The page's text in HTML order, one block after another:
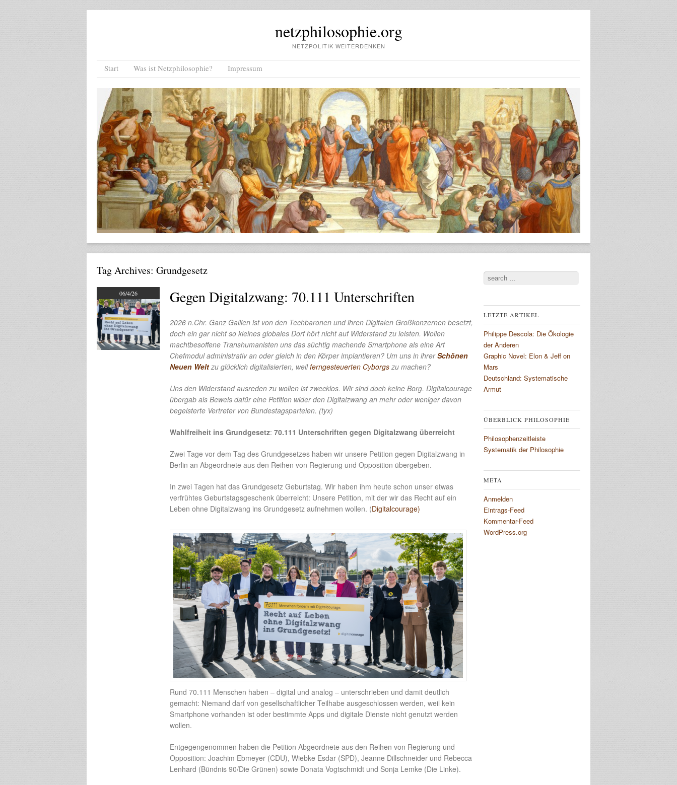
netzphilosophie.org
NETZPOLITIK WEITERDENKEN
Menu
Skip to content
Start Was ist Netzphilosophie? Impressum
Tag Archives: Grundgesetz
06/4/26 Gegen Digitalzwang: 70.111 Unterschriften
2026 n.Chr. Ganz Gallien ist von den Techbaronen und ihren Digitalen Großkonzernen besetzt,
doch ein gar nicht so kleines globales Dorf hört nicht auf Widerstand zu leisten. Wollen
machtbesoffene Transhumanisten uns das süchtig machende Smartphone als eine Art
Chefmodul administrativ an oder gleich in den Körper implantieren? Um uns in ihrerSchönen
Neuen Welt zu glücklich digitalisierten, weilferngesteuerten Cyborgs zu machen?
Uns den Widerstand ausreden zu wollen ist zwecklos. Wir sind doch keine Borg. Digitalcourage
übergab als Beweis dafür eine Petition wider den Digitalzwang an mehr oder weniger davon
begeisterte Vertreter von Bundestagsparteien. (tyx)
Wahlfreiheit ins Grundgesetz: 70.111 Unterschriften gegen Digitalzwang überreicht
Zwei Tage vor dem Tag des Grundgesetzes haben wir unsere Petition gegen Digitalzwang in
Berlin an Abgeordnete aus den Reihen von Regierung und Opposition übergeben.
In zwei Tagen hat das Grundgesetz Geburtstag. Wir haben ihm heute schon unser etwas
verfrühtes Geburtstagsgeschenk überreicht: Unsere Petition, mit der wir das Recht auf ein
Leben ohne Digitalzwang ins Grundgesetz aufnehmen wollen. (Digitalcourage)
Rund 70.111 Menschen haben – digital und analog – unterschrieben und damit deutlich
gemacht: Niemand darf von gesellschaftlicher Teilhabe ausgeschlossen werden, weil kein
Smartphone vorhanden ist oder bestimmte Apps und digitale Dienste nicht genutzt werden
wollen.
Entgegengenommen haben die Petition Abgeordnete aus den Reihen von Regierung und
Opposition: Joachim Ebmeyer (CDU), Wiebke Esdar (SPD), Jeanne Dillschneider und Rebecca
Lenhard (Bündnis 90/Die Grünen) sowie Donata Vogtschmidt und Sonja Lemke (Die Linke).
Search
LETZTE ARTIKEL
Philippe Descola: Die Ökologie
der Anderen
Graphic Novel: Elon & Jeff on
Mars
Deutschland: Systematische
Armut
ÜBERBLICK PHILOSOPHIE
Philosophenzeitleiste
Systematik der Philosophie
META
Anmelden
Eintrags-Feed
Kommentar-Feed
WordPress.org